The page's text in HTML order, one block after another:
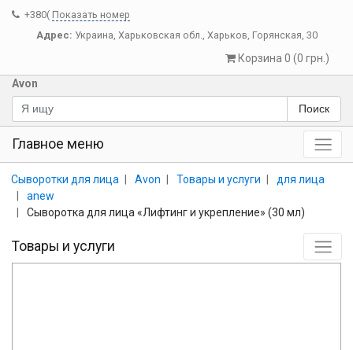
+380( Показать номер
Адрес: Украина, Харьковская обл., Харьков, Горянская, 30
Корзина 0 (0 грн.)
Avon
Поиск
Главное меню
Сыворотки для лица Avon Товары и услуги
для лица
anew
Сыворотка для лица «Лифтинг и укрепление» (30 мл)
Товары и услуги